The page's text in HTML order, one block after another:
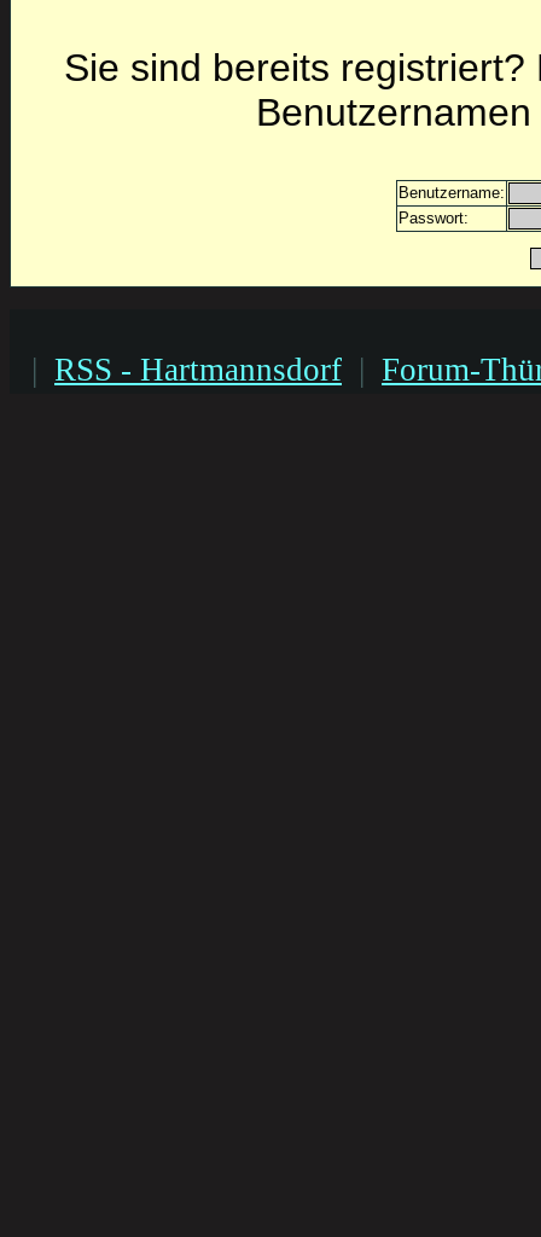
Sie sind bereits
Benutzername:
Passwort:
| RSS - Hartmannsdorf | Forum-